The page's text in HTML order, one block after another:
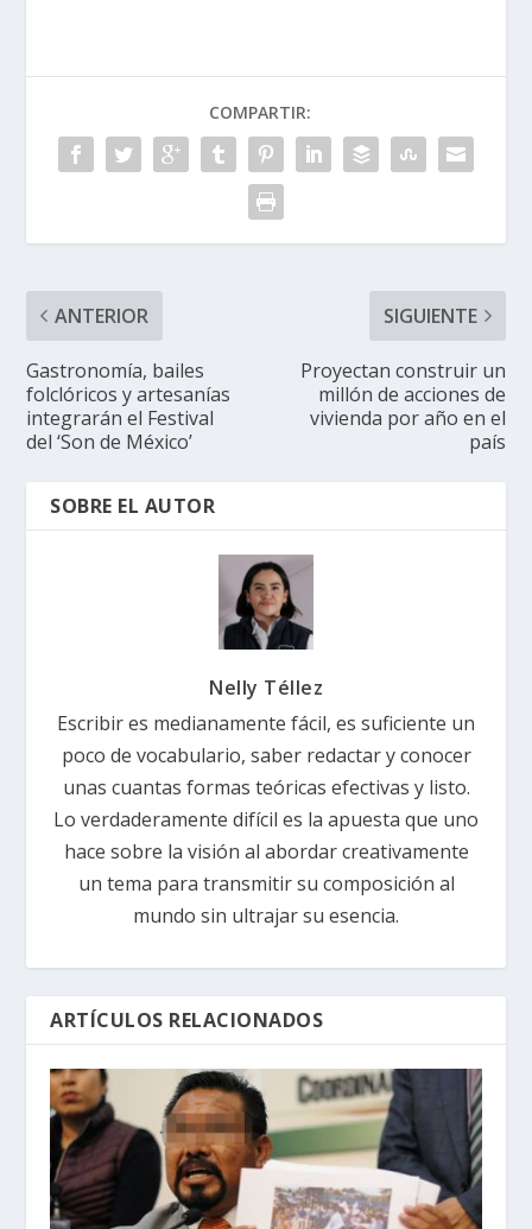
COMPARTIR:
ANTERIOR
Gastronomía, bailes
folclóricos y artesanías
integrarán el Festival
del ‘Son de México’
SIGUIENTE
Proyectan construir un
millón de acciones de
vivienda por año en el
país
SOBRE EL AUTOR
Nelly Téllez
Escribir es medianamente fácil, es suficiente un
poco de vocabulario, saber redactar y conocer
unas cuantas formas teóricas efectivas y listo.
Lo verdaderamente difícil es la apuesta que uno
hace sobre la visión al abordar creativamente
un tema para transmitir su composición al
mundo sin ultrajar su esencia.
ARTÍCULOS RELACIONADOS